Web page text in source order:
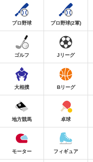
プロ野球 プロ野球(2軍)
ゴルフ Jリーグ
大相撲 Bリーグ
地方競馬 卓球
モーター フィギュア